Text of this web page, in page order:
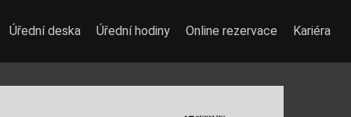
Úřední deska Úřední hodiny Online rezervace Kariéra